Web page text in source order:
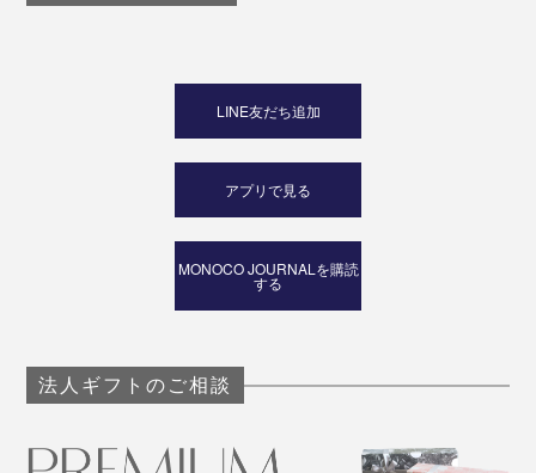
LINE友だち追加
アプリで見る
MONOCO JOURNALを購読
する
法人ギフトのご相談